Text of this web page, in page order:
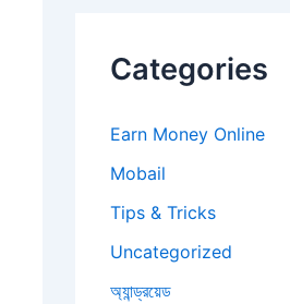
Categories
Earn Money Online
Mobail
Tips & Tricks
Uncategorized
অ্যান্ড্রয়েড